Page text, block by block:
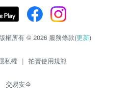
權所有 © 2026 服務條款(更新)
私權 | 拍賣使用規範
交易安全